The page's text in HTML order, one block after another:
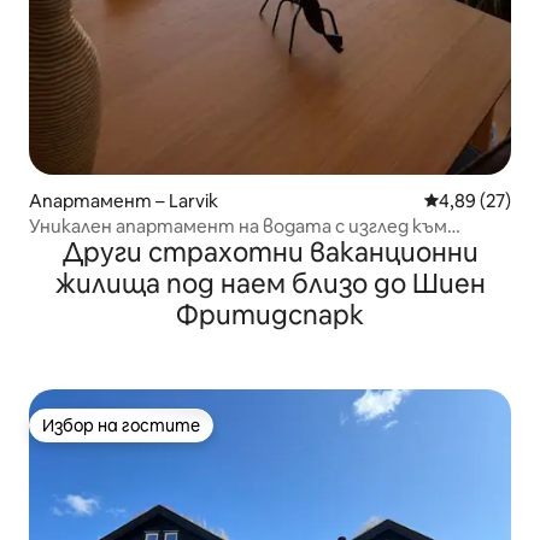
Апартамент – Larvik Средна
4,89 (27)
Уникален апартамент на водата с изглед към
езерото и морето
Други страхотни ваканционни
жилища под наем близо до Шиен
Фритидспарк
Избор на гостите
Избор на гостите